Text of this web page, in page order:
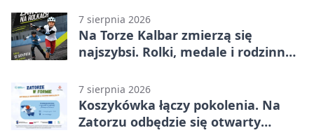
7 sierpnia 2026
Na Torze Kalbar zmierzą się
najszybsi. Rolki, medale i rodzinna
7 sierpnia 2026
Koszykówka łączy pokolenia. Na
Zatorzu odbędzie się otwarty